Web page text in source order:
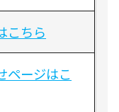
こちら
ページはこ